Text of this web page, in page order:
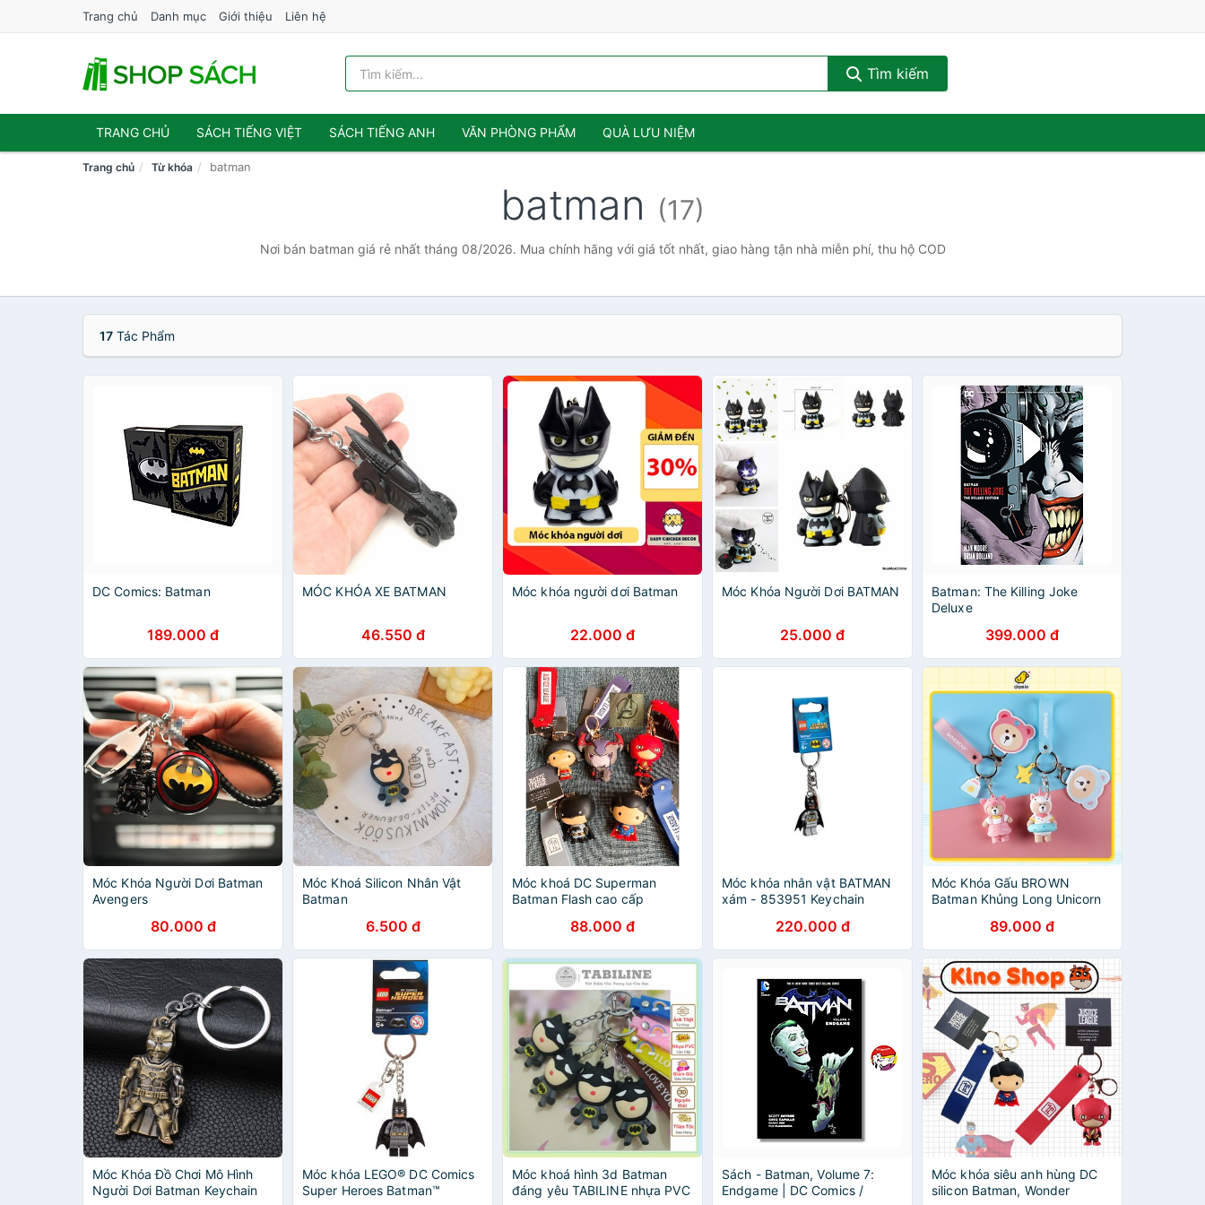
Trang chủ Danh mục Giới thiệu Liên hệ
Tìm kiếm
TRANG CHỦ SÁCH TIẾNG VIỆT SÁCH TIẾNG ANH VĂN PHÒNG PHẨM QUÀ LƯU NIỆM
Trang chủ Từ khóa batman
batman (17)
Nơi bán batman giá rẻ nhất tháng 08/2026. Mua chính hãng với giá tốt nhất, giao hàng tận nhà miễn phí, thu hộ COD
17 Tác Phẩm
DC Comics: Batman
189.000 đ
MÓC KHÓA XE BATMAN
46.550 đ
Móc khóa người dơi Batman
22.000 đ
Móc Khóa Người Dơi BATMAN
25.000 đ
Batman: The Killing Joke
Deluxe
399.000 đ
Móc Khóa Người Dơi Batman
Avengers
80.000 đ
Móc Khoá Silicon Nhân Vật
Batman
6.500 đ
Móc khoá DC Superman
Batman Flash cao cấp
88.000 đ
Móc khóa nhân vật BATMAN
xám - 853951 Keychain
220.000 đ
Móc Khóa Gấu BROWN
Batman Khủng Long Unicorn
89.000 đ
Móc Khóa Đồ Chơi Mô Hình
Người Dơi Batman Keychain
Móc khóa LEGO® DC Comics
Super Heroes Batman™
Móc khoá hình 3d Batman
đáng yêu TABILINE nhựa PVC
Sách - Batman, Volume 7:
Endgame | DC Comics /
Móc khóa siêu anh hùng DC
silicon Batman, Wonder